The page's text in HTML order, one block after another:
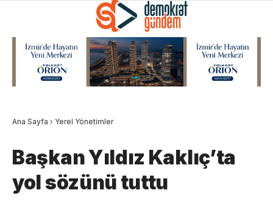
Ana Sayfa › Yerel Yönetimler
Başkan Yıldız Kaklıç’ta
yol sözünü tuttu